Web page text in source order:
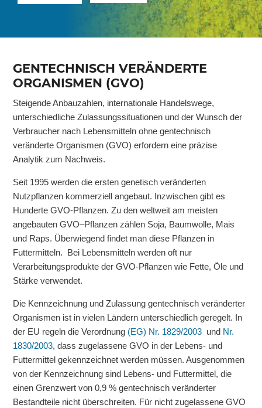
GENTECHNISCH VERÄNDERTE
ORGANISMEN (GVO)
Steigende Anbauzahlen, internationale Handelswege,
unterschiedliche Zulassungssituationen und der Wunsch der
Verbraucher nach Lebensmitteln ohne gentechnisch
veränderte Organismen (GVO) erfordern eine präzise
Analytik zum Nachweis.
Seit 1995 werden die ersten genetisch veränderten
Nutzpflanzen kommerziell angebaut. Inzwischen gibt es
Hunderte GVO-Pflanzen. Zu den weltweit am meisten
angebauten GVO–Pflanzen zählen Soja, Baumwolle, Mais
und Raps. Überwiegend findet man diese Pflanzen in
Futtermitteln. Bei Lebensmitteln werden oft nur
Verarbeitungsprodukte der GVO-Pflanzen wie Fette, Öle und
Stärke verwendet.
Die Kennzeichnung und Zulassung gentechnisch veränderter
Organismen ist in vielen Ländern unterschiedlich geregelt. In
der EU regeln die Verordnung (EG) Nr. 1829/2003 und Nr.
1830/2003, dass zugelassene GVO in der Lebens- und
Futtermittel gekennzeichnet werden müssen. Ausgenommen
von der Kennzeichnung sind Lebens- und Futtermittel, die
einen Grenzwert von 0,9 % gentechnisch veränderter
Bestandteile nicht überschreiten. Für nicht zugelassene GVO